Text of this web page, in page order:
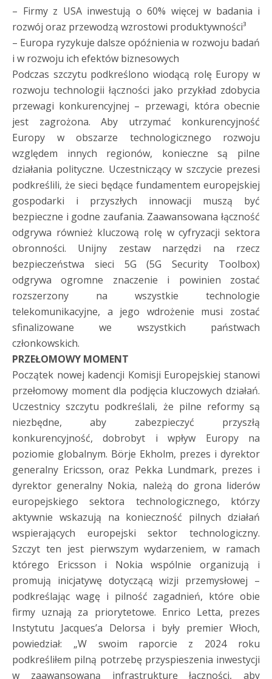
– Firmy z USA inwestują o 60% więcej w badania i
rozwój oraz przewodzą wzrostowi produktywności³
– Europa ryzykuje dalsze opóźnienia w rozwoju badań
i w rozwoju ich efektów biznesowych
Podczas szczytu podkreślono wiodącą rolę Europy w
rozwoju technologii łączności jako przykład zdobycia
przewagi konkurencyjnej – przewagi, która obecnie
jest zagrożona. Aby utrzymać konkurencyjność
Europy w obszarze technologicznego rozwoju
względem innych regionów, konieczne są pilne
działania polityczne. Uczestniczący w szczycie prezesi
podkreślili, że sieci będące fundamentem europejskiej
gospodarki i przyszłych innowacji muszą być
bezpieczne i godne zaufania. Zaawansowana łączność
odgrywa również kluczową rolę w cyfryzacji sektora
obronności. Unijny zestaw narzędzi na rzecz
bezpieczeństwa sieci 5G (5G Security Toolbox)
odgrywa ogromne znaczenie i powinien zostać
rozszerzony na wszystkie technologie
telekomunikacyjne, a jego wdrożenie musi zostać
sfinalizowane we wszystkich państwach
członkowskich.
PRZEŁOMOWY MOMENT
Początek nowej kadencji Komisji Europejskiej stanowi
przełomowy moment dla podjęcia kluczowych działań.
Uczestnicy szczytu podkreślali, że pilne reformy są
niezbędne, aby zabezpieczyć przyszłą
konkurencyjność, dobrobyt i wpływ Europy na
poziomie globalnym. Börje Ekholm, prezes i dyrektor
generalny Ericsson, oraz Pekka Lundmark, prezes i
dyrektor generalny Nokia, należą do grona liderów
europejskiego sektora technologicznego, którzy
aktywnie wskazują na konieczność pilnych działań
wspierających europejski sektor technologiczny.
Szczyt ten jest pierwszym wydarzeniem, w ramach
którego Ericsson i Nokia wspólnie organizują i
promują inicjatywę dotyczącą wizji przemysłowej –
podkreślając wagę i pilność zagadnień, które obie
firmy uznają za priorytetowe. Enrico Letta, prezes
Instytutu Jacques’a Delorsa i były premier Włoch,
powiedział: „W swoim raporcie z 2024 roku
podkreśliłem pilną potrzebę przyspieszenia inwestycji
w zaawansowaną infrastrukturę łączności, aby